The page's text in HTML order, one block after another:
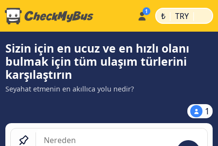
₺ | TRY |
Sizin için en ucuz ve en hızlı olanı
bulmak için tüm ulaşım türlerini
karşılaştırın
Seyahat etmenin en akıllıca yolu nedir?
1